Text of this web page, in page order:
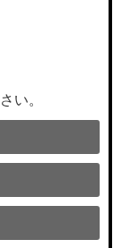
い。